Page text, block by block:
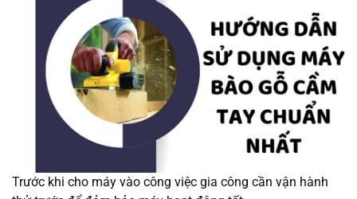
Trước khi cho máy vào công việc gia công cần vận hành